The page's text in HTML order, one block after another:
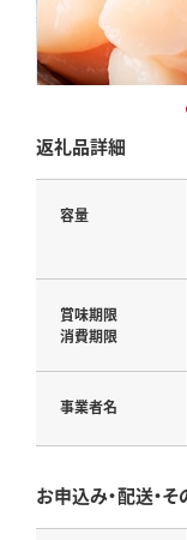
返礼品詳細
容量
賞味期限
消費期限
事業者名
お申込み・配送・そ